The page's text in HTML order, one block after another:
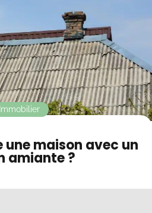
maison avec un
amiante ?
Immobilier